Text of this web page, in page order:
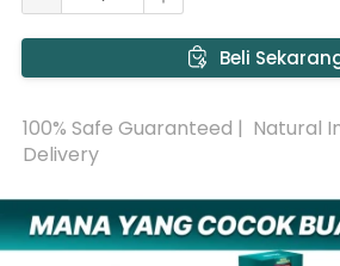
` Beli
100% Safe Guaranteed |  Natural
Delivery